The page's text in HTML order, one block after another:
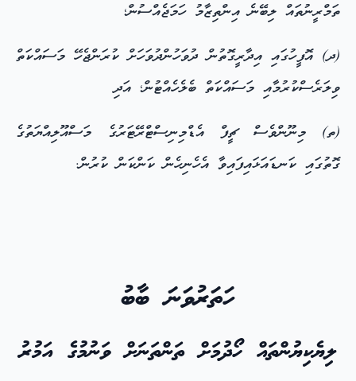
ތަމްރީނުތައް ލިބޭނެ އިންތިޒާމު ހަމަޖެއްސުން؛
(ދ) އޮފީހުގައި އިދާރީގޮތުން ދުވަހުންދުވަހަށް ކުރަންޖެހޭ މަސައްކަތް
ވިލަރެސްކުރުމާއި މަސައްކަތް ބެލެހެއްޓުން؛ އަދި
(ތ) މިނޫންވެސް ޗީފް އެޑްމިނިސްޓްރޭޓަރުގެ މަސްއޫލިއްޔަތުގެ
ގޮތުގައި ކަނޑައަޅައިފައިވާ އެހެނިހެން ކަންކަން ކުރުން.
ހަތަރުވަނަ ބާބު
ލިޔެކިޔުންތައް ހޯދުމަށް ތަންތަނަށް ވަނުމުގެ އަމުރު